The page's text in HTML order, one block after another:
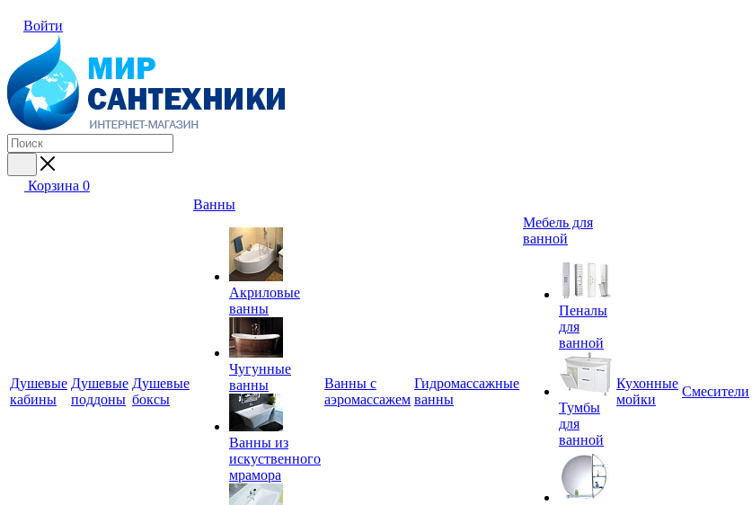
Войти
Корзина 0
Душевые
кабины
Душевые
поддоны
Душевые
боксы
Ванны
Акриловые
ванны
Чугунные
ванны
Ванны из
искуственного
мрамора
Ванны с
аэромассажем
Гидромассажные
ванны
Мебель для
ванной
Пеналы
для
ванной
Тумбы
для
ванной
Кухонные
мойки
Смесители